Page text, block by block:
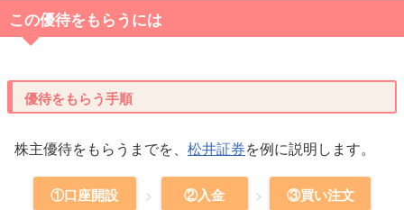
この優待をもらうには
優待をもらう手順
株主優待をもらうまでを、 松井証券を例に説明します。
①口座開設 ②入金 ③買い注文